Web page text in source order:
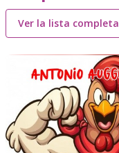
Ver la lista completa